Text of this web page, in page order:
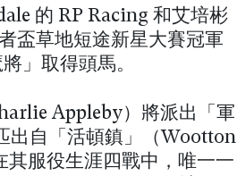
的 RP Racing 和艾培彬
盃草地短途新星大賽冠軍
」取得頭馬。
Appleby）將派出「軍
出自「活頓鎮」（Wootton
其服役生涯四戰中，唯一一